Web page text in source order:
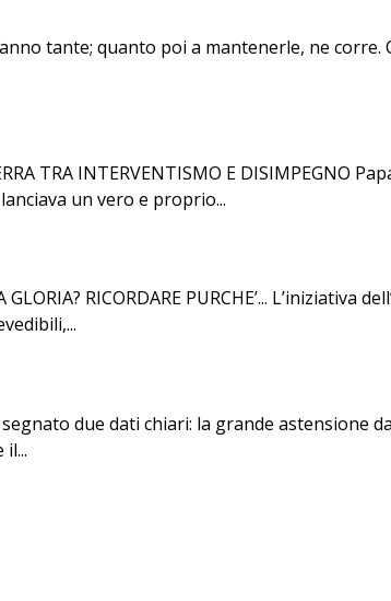
tante; quanto poi a mantenerle, ne
TRA INTERVENTISMO E DISIMPEGNO
un vero e proprio...
GLORIA? RICORDARE PURCHE’...
due dati chiari: la grande astensione